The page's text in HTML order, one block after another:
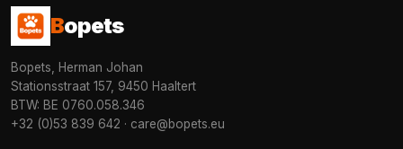
Bopets
Bopets, Herman Johan
Stationsstraat 157, 9450 Haaltert
BTW: BE 0760.058.346
+32 (0)53 839 642 · care@bopets.eu